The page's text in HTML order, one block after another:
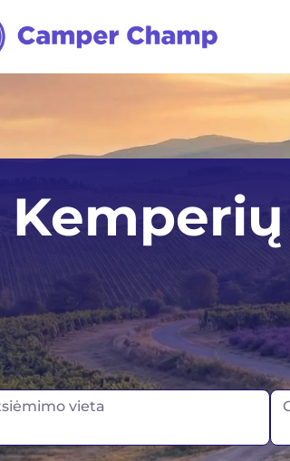
Gold Coast
Launceston
Melbourne
Sydney
vieta